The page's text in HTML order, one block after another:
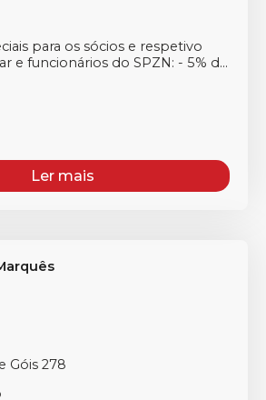
para os sócios e respetivo
e funcionários do SPZN: - 5% d...
Ler mais
Góis 278